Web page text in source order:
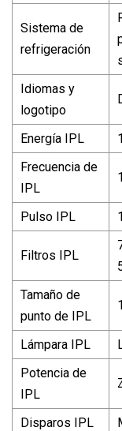
Sistema de
refrigeración
Idiomas y
logotipo
Energía IPL
Frecuencia de
IPL
Pulso IPL
Filtros IPL
Tamaño de
punto de IPL
Lámpara IPL
Potencia de
IPL
Disparos IPL